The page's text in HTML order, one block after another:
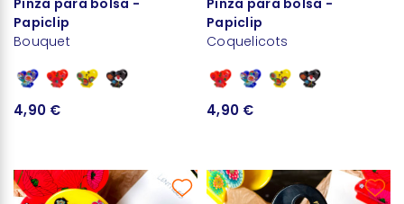
Papiclip
Bouquet
4,90 €
Papiclip
Coquelicots
4,90 €